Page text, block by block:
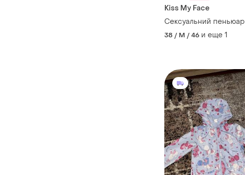
Kiss My Face
Сексуальний пеньюар
38 / M / 46 и еще 1